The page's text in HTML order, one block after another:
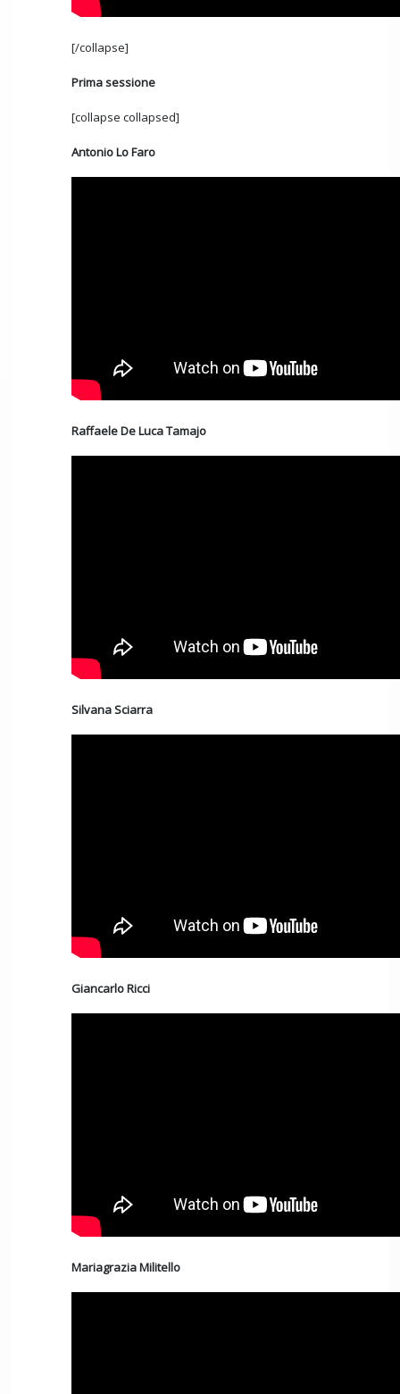
[/collapse]
Prima sessione
[collapse collapsed]
Antonio Lo Faro
Raffaele De Luca Tamajo
Silvana Sciarra
Giancarlo Ricci
Mariagrazia Militello